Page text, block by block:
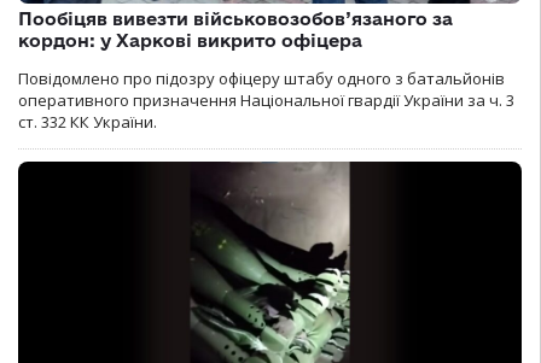
Пообіцяв вивезти військовозобов’язаного за
кордон: у Харкові викрито офіцера
Повідомлено про підозру офіцеру штабу одного з батальйонів
оперативного призначення Національної гвардії України за ч. 3
ст. 332 КК України.